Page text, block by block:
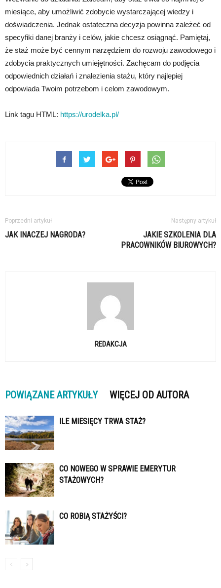
miesiące, aby umożliwić zdobycie wystarczającej wiedzy i
doświadczenia. Jednak ostateczna decyzja powinna zależeć od
specyfiki danej branży i celów, jakie chcesz osiągnąć. Pamiętaj,
że staż może być cennym narzędziem do rozwoju zawodowego i
zdobycia praktycznych umiejętności. Zachęcam do podjęcia
odpowiednich działań i znalezienia stażu, który najlepiej
odpowiada Twoim potrzebom i celom zawodowym.
Link tagu HTML: https://urodelka.pl/
Poprzedni artykuł
JAK INACZEJ NAGRODA?
Następny artykuł
JAKIE SZKOLENIA DLA
PRACOWNIKÓW BIUROWYCH?
REDAKCJA
POWIĄZANE ARTYKUŁY WIĘCEJ OD AUTORA
ILE MIESIĘCY TRWA STAŻ?
CO NOWEGO W SPRAWIE EMERYTUR
STAŻOWYCH?
CO ROBIĄ STAŻYŚCI?